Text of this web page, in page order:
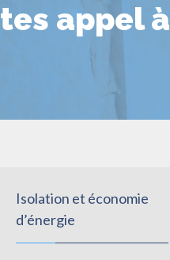
appel à
Isolation et économie
d’énergie